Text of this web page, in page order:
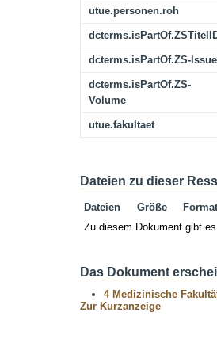
utue.personen.roh
dcterms.isPartOf.ZS-Issue
dcterms.isPartOf.ZS-
Volume
utue.fakultaet
Dateien zu dieser
Dateien Größe
Format
Zu diesem Dokument gibt
Das Dokument
4 Medizinische
Zur Kurzanzeige